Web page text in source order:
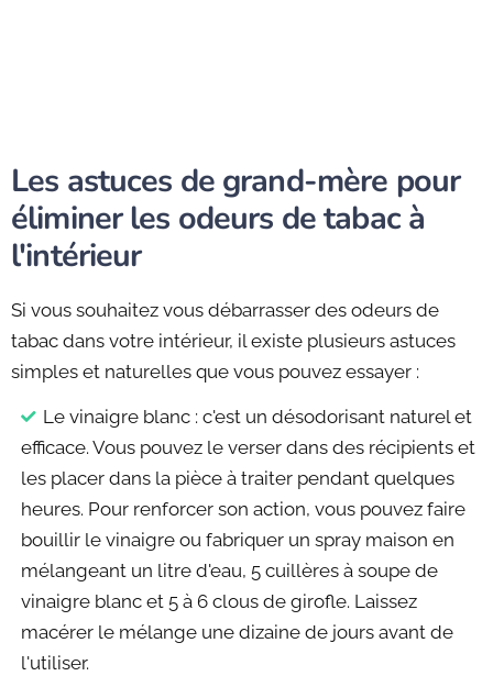
Les astuces de grand-mère pour
éliminer les odeurs de tabac à
l'intérieur
Si vous souhaitez vous débarrasser des odeurs de
tabac dans votre intérieur, il existe plusieurs astuces
simples et naturelles que vous pouvez essayer :
Le vinaigre blanc : c'est un désodorisant naturel et
efficace. Vous pouvez le verser dans des récipients et
les placer dans la pièce à traiter pendant quelques
heures. Pour renforcer son action, vous pouvez faire
bouillir le vinaigre ou fabriquer un spray maison en
mélangeant un litre d'eau, 5 cuillères à soupe de
vinaigre blanc et 5 à 6 clous de girofle. Laissez
macérer le mélange une dizaine de jours avant de
l'utiliser.